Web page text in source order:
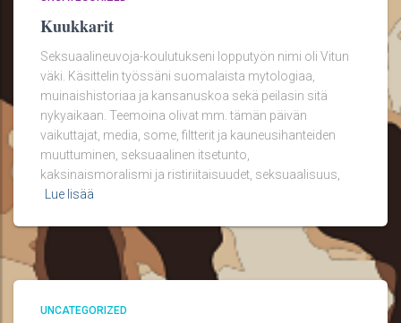
Kuukkarit
Seksuaalineuvoja-koulutukseni lopputyön nimi oli Vitun
väki. Käsittelin työssäni suomalaista mytologiaa,
muinaishistoriaa ja kansanuskoa sekä peilasin sitä
nykyaikaan. Teemoina olivat mm. tämän päivän
vaikuttajat, media, some, filtterit ja kauneusihanteiden
muuttuminen, seksuaalinen itsetunto,
kaksinaismoralismi ja ristiriitaisuudet, seksuaalisuus,
Lue lisää
UNCATEGORIZED